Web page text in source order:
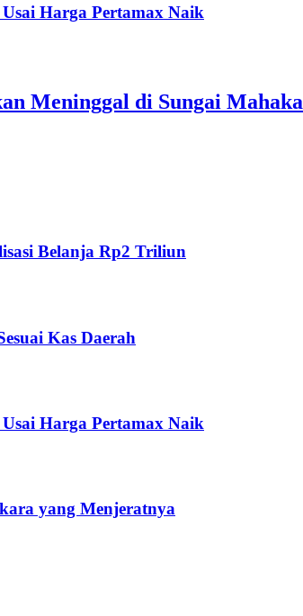
Harga Pertamax Naik
Meninggal di Sungai
Belanja Rp2 Triliun
Kas Daerah
Harga Pertamax Naik
yang Menjeratnya